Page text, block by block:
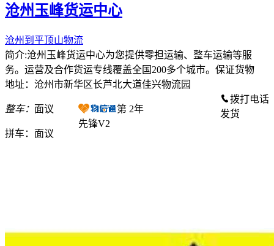
沧州玉峰货运中心
沧州到平顶山物流
简介:沧州玉峰货运中心为您提供零担运输、整车运输等服
务。运营及合作货运专线覆盖全国200多个城市。保证货物
地址：沧州市新华区长芦北大道佳兴物流园
整车： 面议
拼车： 面议
第 2年
先锋V2
拨打电话
发货